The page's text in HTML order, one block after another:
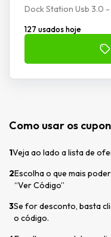
Dock Station Usb 3.0
127 usados hoje
Como usar os
1Veja ao lado a lista de
2Escolha o que mais
“Ver Código”
3Se for desconto, basta
o código.